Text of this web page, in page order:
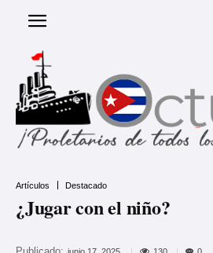
Artículos Destacado
¿Jugar con el niño?
junio 17, 2025 130 0